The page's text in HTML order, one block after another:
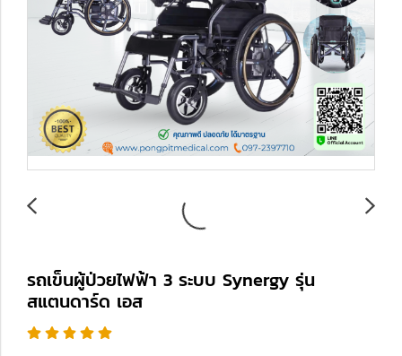
รถเข็นผู้ป่วยไฟฟ้า 3 ระบบ Synergy รุ่น
สแตนดาร์ด เอส